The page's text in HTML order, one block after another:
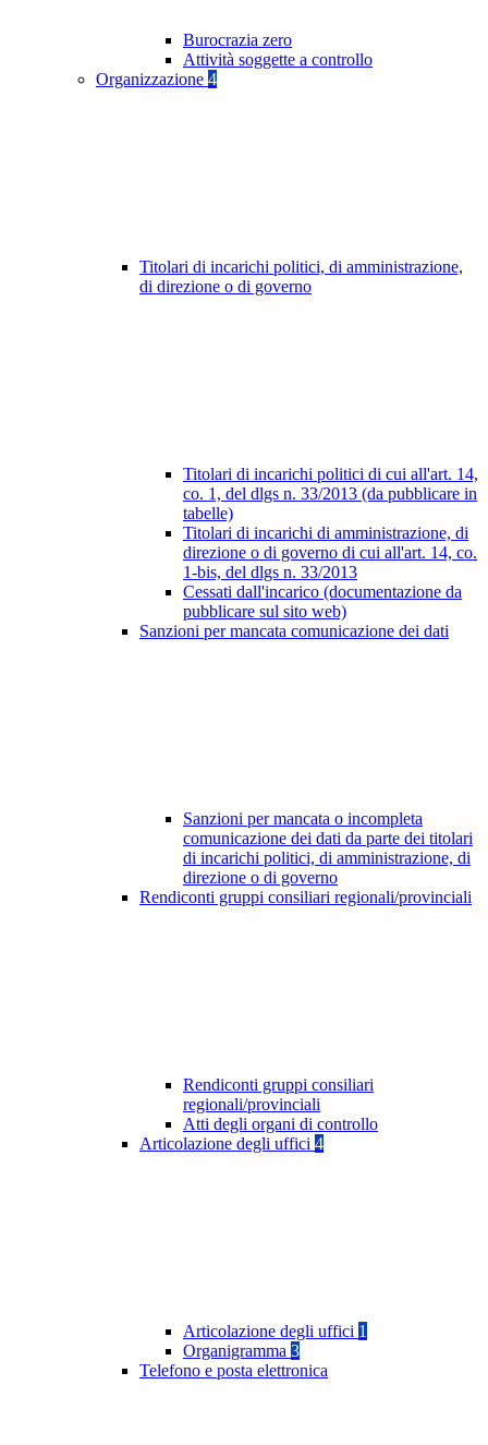
Burocrazia zero
Attività soggette a controllo
Organizzazione 4
Titolari di incarichi politici, di amministrazione,
di direzione o di governo
Titolari di incarichi politici di cui all'art. 14,
co. 1, del dlgs n. 33/2013 (da pubblicare in
tabelle)
Titolari di incarichi di amministrazione, di
direzione o di governo di cui all'art. 14, co.
1-bis, del dlgs n. 33/2013
Cessati dall'incarico (documentazione da
pubblicare sul sito web)
Sanzioni per mancata comunicazione dei dati
Sanzioni per mancata o incompleta
comunicazione dei dati da parte dei titolari
di incarichi politici, di amministrazione, di
direzione o di governo
Rendiconti gruppi consiliari regionali/provinciali
Rendiconti gruppi consiliari
regionali/provinciali
Atti degli organi di controllo
Articolazione degli uffici 4
Articolazione degli uffici 1
Organigramma 3
Telefono e posta elettronica